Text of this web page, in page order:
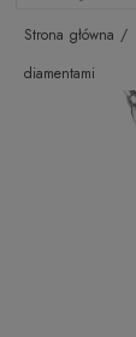
Strona główna
diamentami